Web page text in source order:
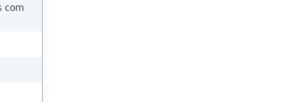
com